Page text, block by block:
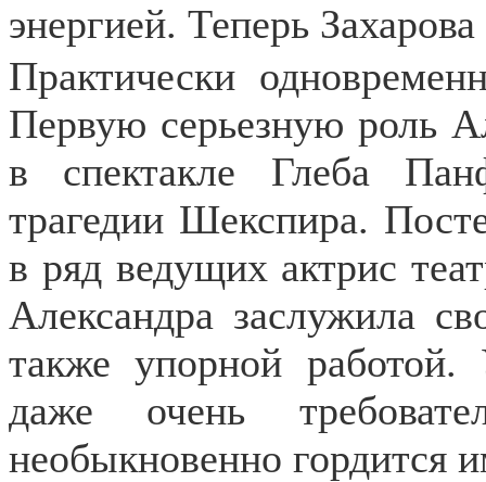
энергией. Теперь
Практически
Первую серьезную роль
в спектакле Глеба
трагедии Шекспира.
в ряд ведущих актрис
Александра заслужила
также упорной работой.
даже очень
необыкновенно гордится